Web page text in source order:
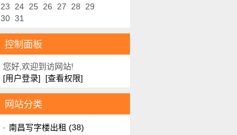
23
24 25 26 27 28
29
30 31
控制面板
您好,欢迎到访网站!
[用户登录]
[查看权限]
网站分类
南昌写字楼出租 (38)